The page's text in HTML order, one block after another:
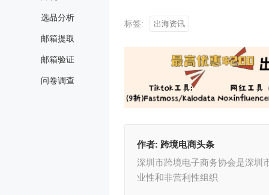
选品分析
邮箱提取
邮箱验证
问卷调查
标签: 出海资讯
作者: 跨境电商头条
深圳市跨境电子商务协会是深圳
业性和非营利性组织